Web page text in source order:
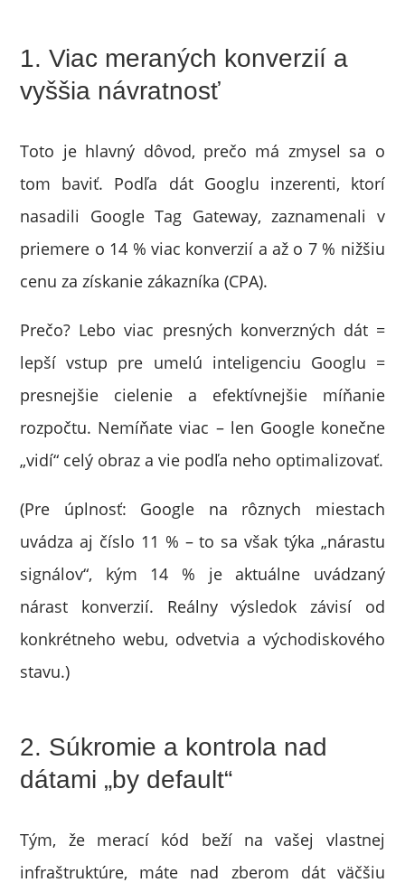
1. Viac meraných konverzií a
vyššia návratnosť
Toto je hlavný dôvod, prečo má zmysel sa o
tom baviť. Podľa dát Googlu inzerenti, ktorí
nasadili Google Tag Gateway, zaznamenali v
priemere o 14 % viac konverzií a až o 7 % nižšiu
cenu za získanie zákazníka (CPA).
Prečo? Lebo viac presných konverzných dát =
lepší vstup pre umelú inteligenciu Googlu =
presnejšie cielenie a efektívnejšie míňanie
rozpočtu. Nemíňate viac – len Google konečne
„vidí“ celý obraz a vie podľa neho optimalizovať.
(Pre úplnosť: Google na rôznych miestach
uvádza aj číslo 11 % – to sa však týka „nárastu
signálov“, kým 14 % je aktuálne uvádzaný
nárast konverzií. Reálny výsledok závisí od
konkrétneho webu, odvetvia a východiskového
stavu.)
2. Súkromie a kontrola nad
dátami „by default“
Tým, že merací kód beží na vašej vlastnej
infraštruktúre, máte nad zberom dát väčšiu